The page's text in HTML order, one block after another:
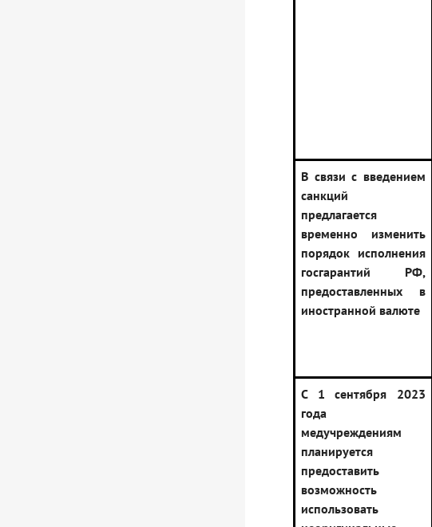
В связи с введением
санкций
предлагается
временно изменить
порядок исполнения
госгарантий РФ,
предоставленных в
иностранной валюте
С 1 сентября 2023
года
медучреждениям
планируется
предоставить
возможность
использовать